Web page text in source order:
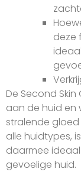
deze
De Second
aan de huid en
stralende
alle huidtypes,
daarmee
gevoelige huid.